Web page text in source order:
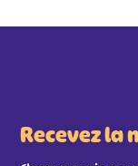
Recevez la